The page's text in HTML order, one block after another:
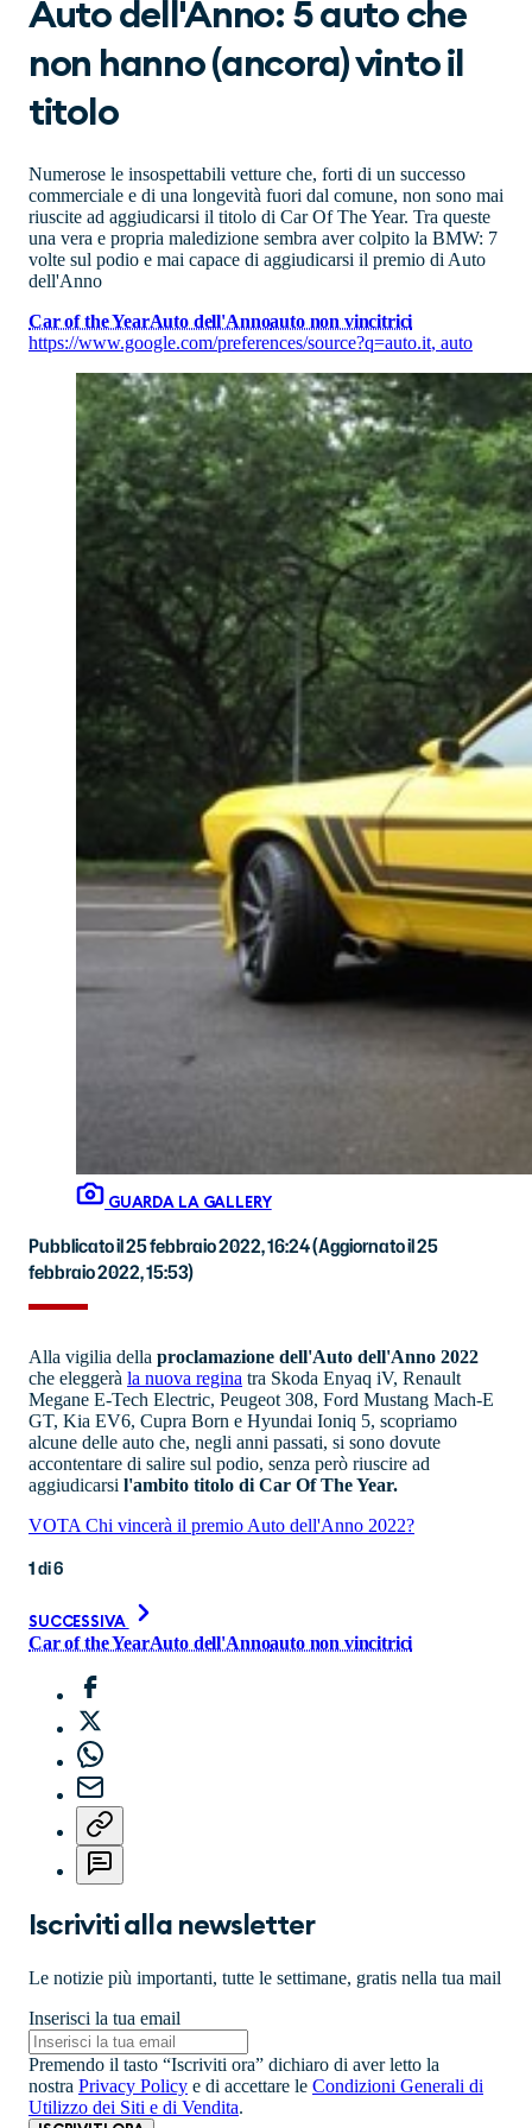
Auto dell'Anno: 5 auto che
non hanno (ancora) vinto il
titolo
Numerose le insospettabili vetture che, forti di un successo
commerciale e di una longevità fuori dal comune, non sono mai
riuscite ad aggiudicarsi il titolo di Car Of The Year. Tra queste
una vera e propria maledizione sembra aver colpito la BMW: 7
volte sul podio e mai capace di aggiudicarsi il premio di Auto
dell'Anno
Car of the YearAuto dell'Annoauto non vincitrici
https://www.google.com/preferences/source?q=auto.it, auto
GUARDA LA GALLERY
Pubblicato il 25 febbraio 2022, 16:24(Aggiornato il 25
febbraio 2022, 15:53)
Alla vigilia della proclamazione dell'Auto dell'Anno 2022
che eleggerà la nuova regina tra Skoda Enyaq iV, Renault
Megane E-Tech Electric, Peugeot 308, Ford Mustang Mach-E
GT, Kia EV6, Cupra Born e Hyundai Ioniq 5, scopriamo
alcune delle auto che, negli anni passati, si sono dovute
accontentare di salire sul podio, senza però riuscire ad
aggiudicarsi l'ambito titolo di Car Of The Year.
VOTA Chi vincerà il premio Auto dell'Anno 2022?
1di6
SUCCESSIVA
Car of the YearAuto dell'Annoauto non vincitrici
Iscriviti alla newsletter
Le notizie più importanti, tutte le settimane, gratis nella tua mail
Inserisci la tua email
Premendo il tasto “Iscriviti ora” dichiaro di aver letto la
nostra Privacy Policy e di accettare le Condizioni Generali di
Utilizzo dei Siti e di Vendita.